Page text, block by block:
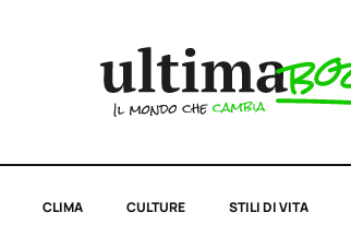
CLIMA CULTURE STILI DI VITA